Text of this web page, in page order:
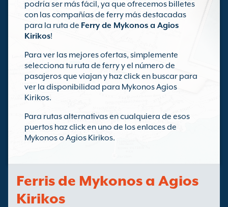
podría ser más fácil, ya que ofrecemos billetes
con las compañías de ferry más destacadas
para la ruta de Ferry de Mykonos a Agios
Kirikos!
Para ver las mejores ofertas, simplemente
selecciona tu ruta de ferry y el número de
pasajeros que viajan y haz click en buscar para
ver la disponibilidad para Mykonos Agios
Kirikos.
Para rutas alternativas en cualquiera de esos
puertos haz click en uno de los enlaces de
Mykonos o Agios Kirikos.
Ferris de Mykonos a Agios
Kirikos